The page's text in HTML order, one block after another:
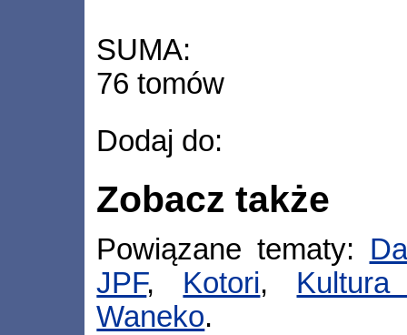
SUMA:
76 tomów
Dodaj do:
Zobacz także
Powiązane tematy:
JPF, Kotori,
Waneko.